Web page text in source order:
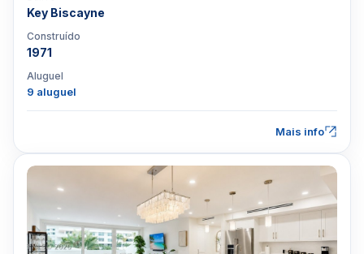
Key Biscayne
Construído
1971
Aluguel
9 aluguel
Mais info